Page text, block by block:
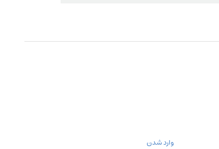
وارد شدن